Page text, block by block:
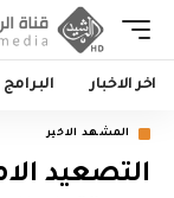
اخر الاخبار البرامج
المشهد الاخير
التصعيد